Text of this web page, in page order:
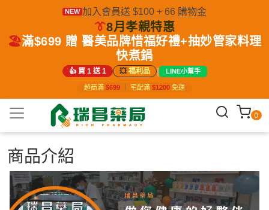
NEW 加入會員送 $100 + 66 購物金
👔8月孝親特惠
🏖️滿$699 贈 醫美品牌惜福好禮+抽妙管家料理
快煮鍋
👍 買 1 送 1 💥福利品 | LINE小幫手
超商滿 $699 宅配滿 $1200 免運
0
商品介紹